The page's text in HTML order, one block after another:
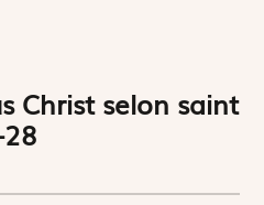
Christ selon saint